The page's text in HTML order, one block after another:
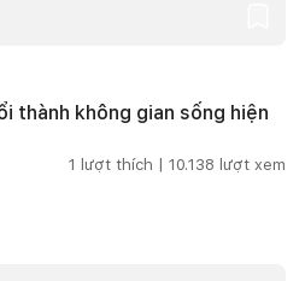
thành không gian sống hiện
1 lượt thích | 10.138 lượt xem